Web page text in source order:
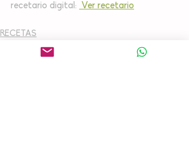
recetario digital:
Ver recetario
RECETAS